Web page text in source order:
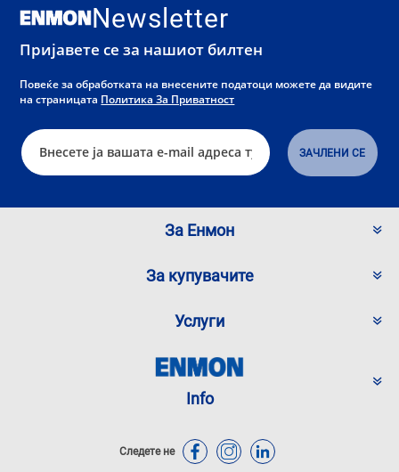
Newsletter
Пријавете се за нашиот билтен
Повеќе за обработката на внесените податоци можете да видите
на страницата Политика За Приватност
За Енмон
За купувачите
Услуги
Info
Следете не